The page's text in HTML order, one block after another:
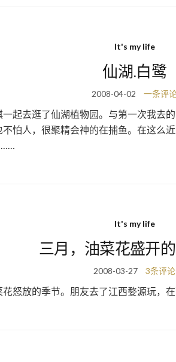
It's my life
仙湖.白鹭
2008-04-02 一条评
一起去逛了仙湖植物园。与第一次我去
怕人，很聚精会神的在捕鱼。在这么
……
It's my life
三月，油菜花盛开
2008-03-27 3条评论
花怒放的季节。朋友去了江西婺源玩，